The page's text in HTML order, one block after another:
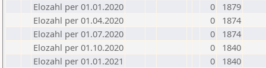
Elozahl per 01.01.2020
0
1879
Elozahl per 01.04.2020
0
1874
Elozahl per 01.07.2020
0
1874
Elozahl per 01.10.2020
0
1840
Elozahl per 01.01.2021
0
1840